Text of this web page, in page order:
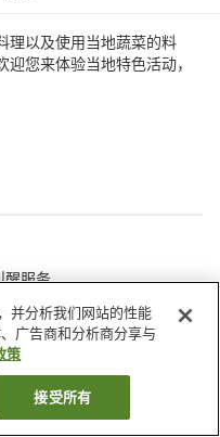
理以及使用当地蔬菜的料
您来体验当地特色活动，
醒服务
土佐清水 南国酒店
并分析我们网站的性能
广告商和分析商分享与
策
接受所有